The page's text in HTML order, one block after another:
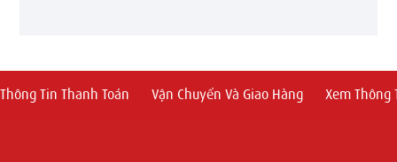
Thông Tin Thanh Toán Vận Chuyển Và Giao Hàng Xem Thông